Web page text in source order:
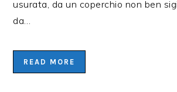
usurata, da un coperchio non ben
da…
READ MORE